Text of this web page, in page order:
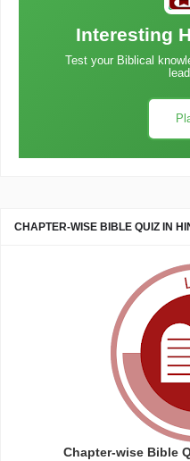
Interesting
Test your Biblical
CHAPTER-WISE BIBLE QUIZ IN
Chapter-wise Bible